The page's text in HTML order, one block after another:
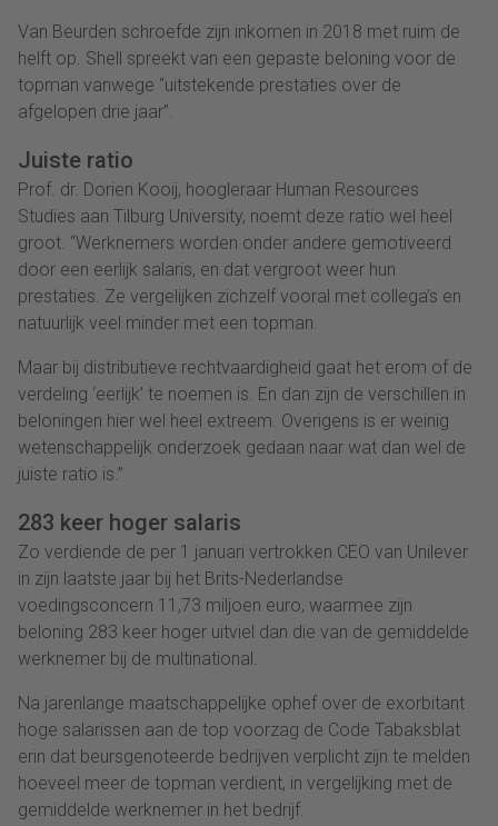
Van Beurden schroefde zijn inkomen in 2018 met ruim de
helft op. Shell spreekt van een gepaste beloning voor de
topman vanwege “uitstekende prestaties over de
afgelopen drie jaar”.
Juiste ratio
Prof. dr. Dorien Kooij, hoogleraar Human Resources
Studies aan Tilburg University, noemt deze ratio wel heel
groot. “Werknemers worden onder andere gemotiveerd
door een eerlijk salaris, en dat vergroot weer hun
prestaties. Ze vergelijken zichzelf vooral met collega’s en
natuurlijk veel minder met een topman.
Maar bij distributieve rechtvaardigheid gaat het erom of de
verdeling ‘eerlijk’ te noemen is. En dan zijn de verschillen in
beloningen hier wel heel extreem. Overigens is er weinig
wetenschappelijk onderzoek gedaan naar wat dan wel de
juiste ratio is.”
283 keer hoger salaris
Zo verdiende de per 1 januari vertrokken CEO van Unilever
in zijn laatste jaar bij het Brits-Nederlandse
voedingsconcern 11,73 miljoen euro, waarmee zijn
beloning 283 keer hoger uitviel dan die van de gemiddelde
werknemer bij de multinational.
Na jarenlange maatschappelijke ophef over de exorbitant
hoge salarissen aan de top voorzag de Code Tabaksblat
erin dat beursgenoteerde bedrijven verplicht zijn te melden
hoeveel meer de topman verdient, in vergelijking met de
gemiddelde werknemer in het bedrijf.